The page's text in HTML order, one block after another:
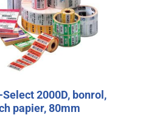
2000D, bonrol,
papier, 80mm